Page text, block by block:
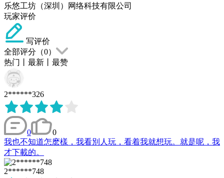
乐悠工坊（深圳）网络科技有限公司
玩家评价
写评价
全部评分（0）
热门
最新 最赞
2******326
0
0
我也不知道怎麽樣，我看別人玩，看着我就想玩。就是呢，我
才下載的。
2******748